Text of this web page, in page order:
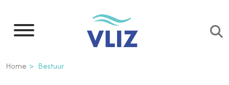
naar
inhoud
Kruimelpad
Home Bestuur